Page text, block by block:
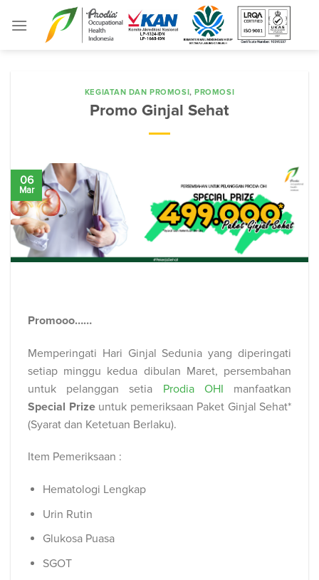
KEGIATAN DAN PROMOSI,PROMOSI
Promo Ginjal Sehat
06
Mar
Promooo……
Memperingati Hari Ginjal Sedunia yang diperingati
setiap minggu kedua dibulan Maret, persembahan
untuk pelanggan setia Prodia OHI manfaatkan
Special Prize untuk pemeriksaan Paket Ginjal Sehat*
(Syarat dan Ketetuan Berlaku).
Item Pemeriksaan :
Hematologi Lengkap
Urin Rutin
Glukosa Puasa
SGOT